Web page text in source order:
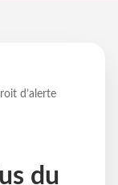
d’alerte
du